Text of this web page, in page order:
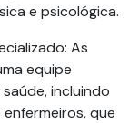
e psicológica.
: As
equipe
incluindo
que